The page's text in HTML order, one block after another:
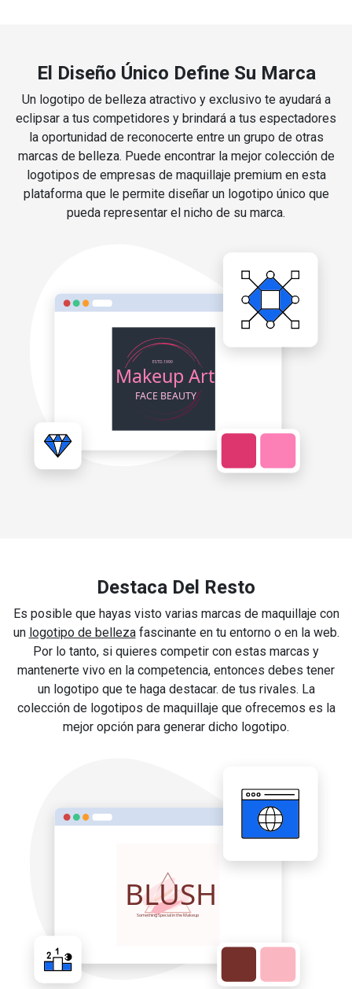
El Diseño Único Define Su Marca
Un logotipo de belleza atractivo y exclusivo te ayudará a
eclipsar a tus competidores y brindará a tus espectadores
la oportunidad de reconocerte entre un grupo de otras
marcas de belleza. Puede encontrar la mejor colección de
logotipos de empresas de maquillaje premium en esta
plataforma que le permite diseñar un logotipo único que
pueda representar el nicho de su marca.
Destaca Del Resto
Es posible que hayas visto varias marcas de maquillaje con
un logotipo de bellezafascinante en tu entorno o en la web.
Por lo tanto, si quieres competir con estas marcas y
mantenerte vivo en la competencia, entonces debes tener
un logotipo que te haga destacar. de tus rivales. La
colección de logotipos de maquillaje que ofrecemos es la
mejor opción para generar dicho logotipo.